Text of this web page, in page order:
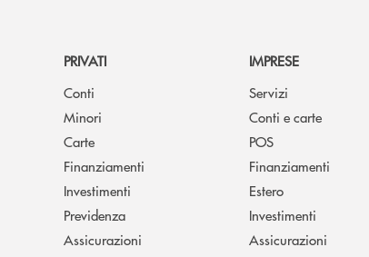
PRIVATI
Conti
Minori
Carte
Finanziamenti
Investimenti
Previdenza
Assicurazioni
IMPRESE
Servizi
Conti e carte
POS
Finanziamenti
Estero
Investimenti
Assicurazioni